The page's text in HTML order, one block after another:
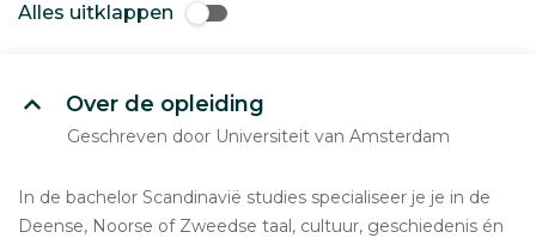
Alles uitklappen
Over de opleiding
Geschreven door Universiteit van Amsterdam
In de bachelor Scandinavië studies specialiseer je je in de
Deense, Noorse of Zweedse taal, cultuur, geschiedenis én